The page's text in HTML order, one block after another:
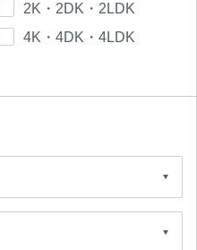
2K・2DK・2LDK
4K・4DK・4LDK